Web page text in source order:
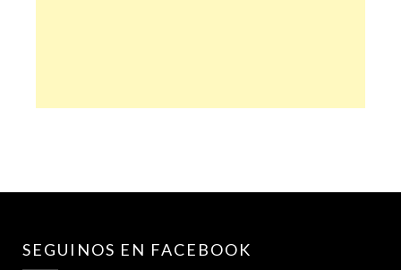
SEGUINOS EN FACEBOOK